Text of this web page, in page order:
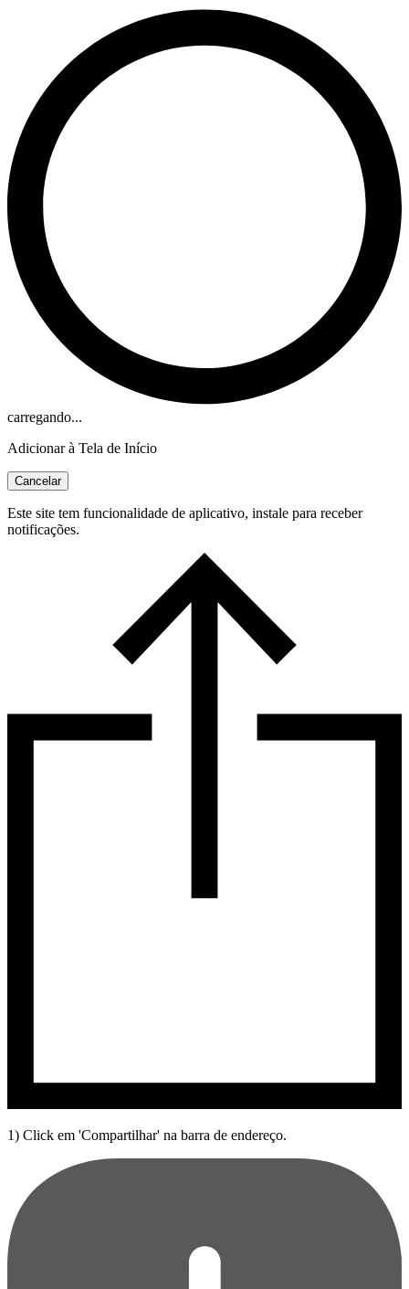
carregando...
Adicionar à Tela de Início
Cancelar
Este site tem funcionalidade de aplicativo, instale para receber
notificações.
1) Click em 'Compartilhar' na barra de endereço.